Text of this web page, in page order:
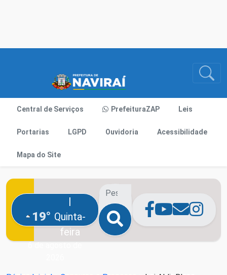
Central de Serviços PrefeituraZAP Leis
Portarias LGPD Ouvidoria Acessibilidade
Mapa do Site
19°
|
Quinta-
feira
6 de agosto de